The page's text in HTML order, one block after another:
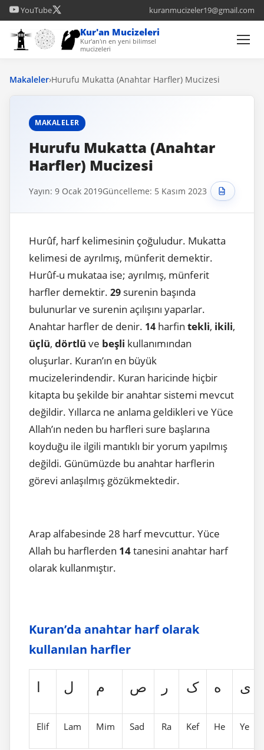
YouTube kuranmucizeler19@gmail.com
Kur'an Mucizeleri
Kur'an'ın en yeni bilimsel
mucizeleri
Makaleler›Hurufu Mukatta (Anahtar Harfler) Mucizesi
MAKALELER
Hurufu Mukatta (Anahtar
Harfler) Mucizesi
Yayın: 9 Ocak 2019Güncelleme: 5 Kasım 2023
Hurûf, harf kelimesinin çoğuludur. Mukatta
kelimesi de ayrılmış, münferit demektir.
Hurûf-u mukataa ise; ayrılmış, münferit
harfler demektir. 29 surenin başında
bulunurlar ve surenin açılışını yaparlar.
Anahtar harfler de denir. 14 harfin tekli, ikili,
üçlü, dörtlü ve beşli kullanımından
oluşurlar. Kuran’ın en büyük
mucizelerindendir. Kuran haricinde hiçbir
kitapta bu şekilde bir anahtar sistemi mevcut
değildir. Yıllarca ne anlama geldikleri ve Yüce
Allah’ın neden bu harfleri sure başlarına
koyduğu ile ilgili mantıklı bir yorum yapılmış
değildi. Günümüzde bu anahtar harflerin
görevi anlaşılmış gözükmektedir.
Arap alfabesinde 28 harf mevcuttur. Yüce
Allah bu harflerden 14tanesini anahtar harf
olarak kullanmıştır.
Kuran’da anahtar harf olarak
kullanılan harfler
ا ل م ص ر ک ه ی
Elif Lam Mim Sad Ra Kef He Ye